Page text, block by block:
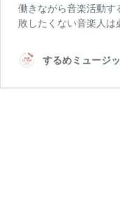
働きながら音楽活動す
敗したくない音楽人は
するめミュージ